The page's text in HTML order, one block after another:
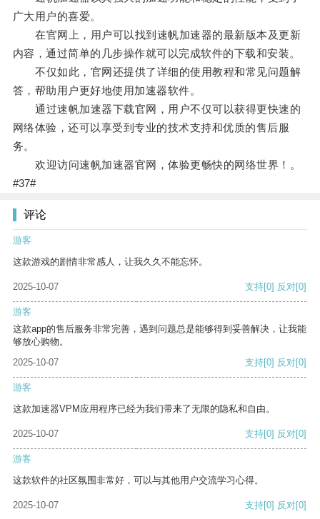
广大用户的喜爱。
在官网上，用户可以找到速帆加速器的最新版本及更新
内容，通过简单的几步操作就可以完成软件的下载和安装。
不仅如此，官网还提供了详细的使用教程和常见问题解
答，帮助用户更好地使用加速器软件。
通过速帆加速器下载官网，用户不仅可以获得更快速的
网络体验，还可以享受到专业的技术支持和优质的售后服
务。
欢迎访问速帆加速器官网，体验更畅快的网络世界！。
#37#
评论
游客
这款游戏的剧情非常感人，让我久久不能忘怀。
2025-10-07 支持[0] 反对[0]
游客
这款app的售后服务非常完善，遇到问题总是能够得到妥善解决，让我能
够放心购物。
2025-10-07
支持[0] 反对[0]
游客
这款加速器VPM应用程序已经为我们带来了无限的隐私和自由。
2025-10-07 支持[0] 反对[0]
游客
这款软件的社区氛围非常好，可以与其他用户交流学习心得。
2025-10-07 支持[0] 反对[0]